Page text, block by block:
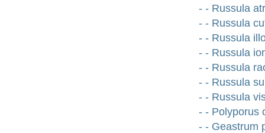
- - Russula
- - Russula
- - Russula
- - Russula
- - Russula
- - Russula
- - Russula
- - Polyporus
- - Geastrum